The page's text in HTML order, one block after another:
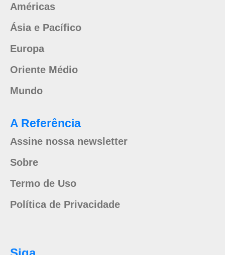
Américas
Ásia e Pacífico
Europa
Oriente Médio
Mundo
A Referência
Assine nossa newsletter
Sobre
Termo de Uso
Política de Privacidade